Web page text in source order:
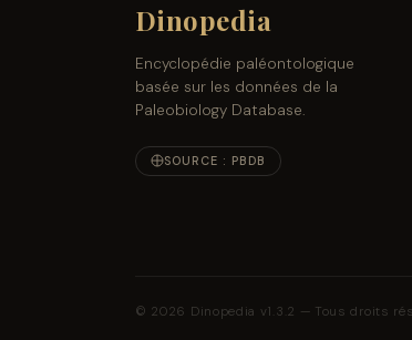
Dinopedia
Encyclopédie paléontologique
basée sur les données de la
Paleobiology Database.
SOURCE : PBDB
© 2026 Dinopedia v1.3.2 — Tous droits